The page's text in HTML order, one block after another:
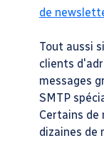
de
Tout aussi
clients
messages
SMTP
Certains de
dizaines de